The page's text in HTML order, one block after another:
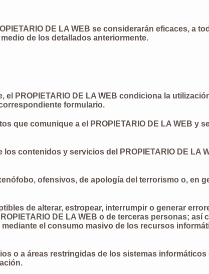
DE LA WEB se considerarán eficaces, a
de los detallados anteriormente.
PROPIETARIO DE LA WEB condiciona la
formulario.
que comunique a el PROPIETARIO DE LA WEB y
contenidos y servicios del PROPIETARIO DE LA
ofensivos, de apología del terrorismo o, en
de alterar, estropear, interrumpir o generar
DE LA WEB o de terceras personas; así
el consumo masivo de los recursos
o a áreas restringidas de los sistemas informáticos